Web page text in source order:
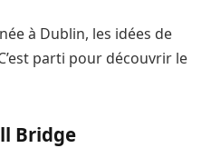
à Dublin, les idées de
parti pour découvrir le
Bridge